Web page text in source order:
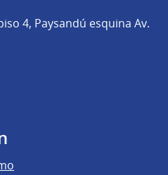
4, Paysandú esquina Av.